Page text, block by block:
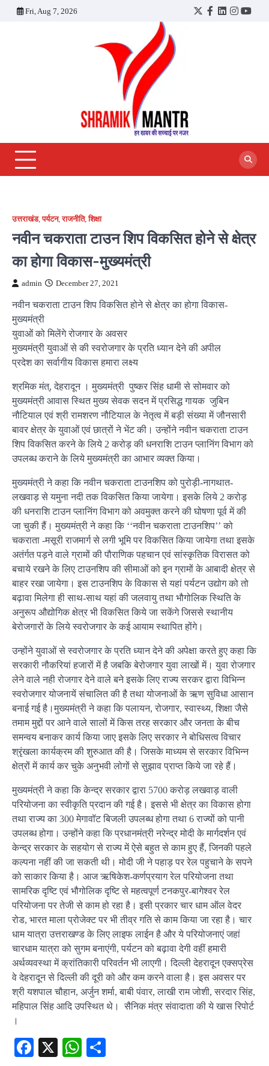
Fri, Aug 7, 2026
Twitter
Facebook
LinkedIn
उत्तराखंड,पर्यटन,राजनीति,शिक्षा
नवीन चकराता टाउन शिप विकसित होने से क्षेत्र
का होगा विकास-मुख्यमंत्री
admin December 27, 2021
नवीन चकराता टाउन शिप विकसित होने से क्षेत्र का होगा विकास-
मुख्यमंत्री
युवाओं को मिलेंगे रोजगार के अवसर
मुख्यमंत्री युवाओं से की स्वरोजगार के प्रति ध्यान देने की अपील
प्रदेश का सर्वागीय विकास हमारा लक्ष्य
श्रमिक मंत्, देहरादून । मुख्यमंत्री पुष्कर सिंह धामी से सोमवार को
मुख्यमंत्री आवास स्थित मुख्य सेवक सदन में प्रसिद्ध गायक जुबिन
नौटियाल एवं श्री रामशरण नौटियाल के नेतृत्व में बड़ी संख्या में जौनसारी
बावर क्षेत्र के युवाओं एवं छात्रों ने भेंट की। उन्होंने नवीन चकराता टाउन
शिप विकसित करने के लिये 2 करोड़ की धनराशि टाउन प्लानिंग विभाग को
उपलब्ध कराने के लिये मुख्यमंत्री का आभार व्यक्त किया।
मुख्यमंत्री ने कहा कि नवीन चकराता टाउनशिप को पुरोड़ी-नागथात-
लखवाड़ से यमुना नदी तक विकसित किया जायेगा। इसके लिये 2 करोड़
की धनराशि टाउन प्लानिंग विभाग को अवमुक्त करने की घोषणा पूर्व में की
जा चुकी हैं। मुख्यमंत्री ने कहा कि ‘‘नवीन चकराता टाउनशिप’’ को
चकराता -मसूरी राजमार्ग से लगी भूमि पर विकसित किया जायेगा तथा इसके
अतंर्गत पड़ने वाले ग्रामों की पौराणिक पहचान एवं सांस्कृतिक विरासत को
बचाये रखने के लिए टाउनशिप की सीमाओं को इन ग्रामों के आबादी क्षेत्र से
बाहर रखा जायेगा। इस टाउनशिप के विकास से यहां पर्यटन उद्योग को तो
बढ़ावा मिलेगा ही साथ-साथ यहां की जलवायु तथा भौगोलिक स्थिति के
अनुरूप औद्योगिक क्षेत्र भी विकसित किये जा सकेंगे जिससे स्थानीय
बेरोजगारों के लिये स्वरोजगार के कई आयाम स्थापित होंगे।
उन्होंने युवाओं से स्वरोजगार के प्रति ध्यान देने की अपेक्षा करते हुए कहा कि
सरकारी नौकरियां हजारों में है जबकि बेरोजगार युवा लाखों में। युवा रोजगार
लेने वाले नही रोजगार देने वाले बने इसके लिए राज्य सरकर द्वारा विभिन्न
स्वरोजगार योजनायें संचालित की है तथा योजनाओं के ऋण सुविधा आसान
बनाई गई है।मुख्यमंत्री ने कहा कि पलायन, रोजगार, स्वास्थ्य, शिक्षा जैसे
तमाम मुद्दों पर आने वाले सालों में किस तरह सरकार और जनता के बीच
समन्वय बनाकर कार्य किया जाए इसके लिए सरकार ने बोधिसत्व विचार
श्रृंखला कार्यक्रम की शुरुआत की है। जिसके माध्यम से सरकार विभिन्न
क्षेत्रों में कार्य कर चुके अनुभवी लोगों से सुझाव प्राप्त किये जा रहे हैं।
मुख्यमंत्री ने कहा कि केन्द्र सरकार द्वारा 5700 करोड़ लखवाड़ वाली
परियोजना का स्वीकृति प्रदान की गई है। इससे भी क्षेत्र का विकास होगा
तथा राज्य का 300 मेगावॉट बिजली उपलब्ध होगा तथा 6 राज्यों को पानी
उपलब्ध होगा। उन्होंने कहा कि प्रधानमंत्री नरेन्द्र मोदी के मार्गदर्शन एवं
केन्द्र सरकार के सहयोग से राज्य में ऐसे बहुत से काम हुए हैं, जिनकी पहले
कल्पना नहीं की जा सकती थी। मोदी जी ने पहाड़ पर रेल पहुचाने के सपने
को साकार किया है। आज ऋषिकेश-कर्णप्रयाग रेल परियोजना तथा
सामरिक दृष्टि एवं भौगोलिक दृष्टि से महत्वपूर्ण टनकपुर-बागेश्वर रेल
परियोजना पर तेजी से काम हो रहा है। इसी प्रकार चार धाम ऑल वेदर
रोड, भारत माला प्रोजेक्ट पर भी तीव्र गति से काम किया जा रहा है। चार
धाम यात्रा उत्तराखण्ड के लिए लाइफ लाईन है और ये परियोजनाएं जहां
चारधाम यात्रा को सुगम बनाएंगी, पर्यटन को बढ़ावा देगी वहीं हमारी
अर्थव्यवस्था में क्रांतिकारी परिवर्तन भी लाएगी। दिल्ली देहरादून एक्सप्रेस
वे देहरादून से दिल्ली की दूरी को और कम करने वाला है। इस अवसर पर
श्री यशपाल चौहान, अर्जुन शर्मा, बाबी पंवार, लाखी राम जोशी, सरदार सिंह,
महिपाल सिंह आदि उपस्थित थे। सैनिक मंत्र संवादाता की ये खास रिपोर्ट
।
Facebook
X WhatsApp